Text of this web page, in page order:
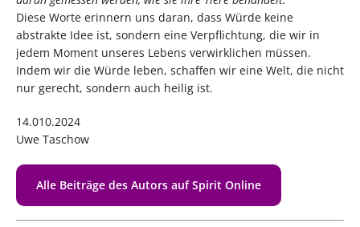
Diese Worte erinnern uns daran, dass Würde keine
abstrakte Idee ist, sondern eine Verpflichtung, die wir in
jedem Moment unseres Lebens verwirklichen müssen.
Indem wir die Würde leben, schaffen wir eine Welt, die nicht
nur gerecht, sondern auch heilig ist.
14.010.2024
Uwe Taschow
Alle Beiträge des Autors auf Spirit Online